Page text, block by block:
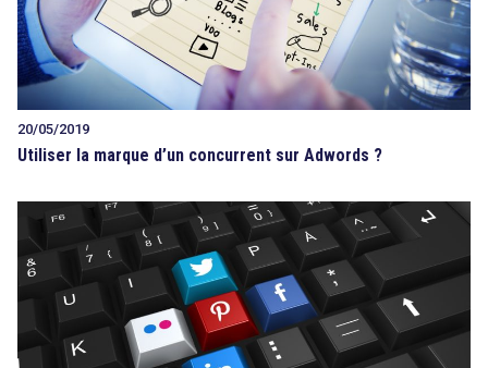
20/05/2019
Utiliser la marque d’un concurrent sur Adwords ?